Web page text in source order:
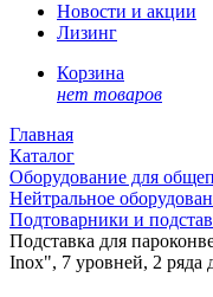
Новости и акции
Лизинг
Корзина
нет товаров
Главная
Каталог
Оборудование для
Нейтральное
Подтоварники и
Подставка для
Inox", 7 уровней, 2 ряда